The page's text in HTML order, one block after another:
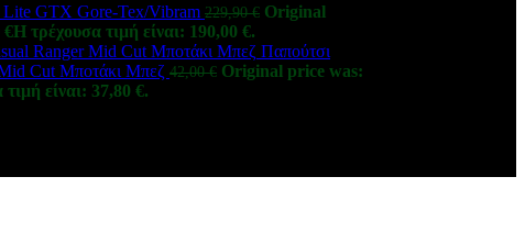
GTX Gore-Tex/Vibram 229,90€ Original
€Η τρέχουσα τιμή είναι: 190,00 €.
Παπούτσι
Cut Μποτάκι Μπεζ 42,00€ Original price was:
είναι: 37,80 €.